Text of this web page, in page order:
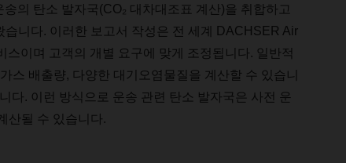
송의 탄소 발자국 (CO₂ 대차대조표 계산) 을 취합하고
습니다. 이러한 보고서 작성은 전 세계
DACHSER Air
스이며 고객의 개별 요구에 맞게 조정됩니다. 일반적
스 배출량, 다양한 대기오염물질을 계산할 수 있습니
다. 이런 방식으로 운송 관련 탄소 발자국은 사전 운
산될 수 있습니다.